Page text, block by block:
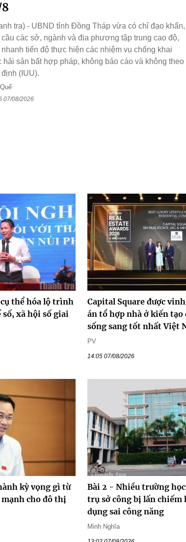
tra) - UBND tỉnh Đồng Tháp vừa có chỉ đạo khẩn,
cầu các sở, ngành và địa phương tập trung cao độ,
nhanh tiến độ thực hiện các nhiệm vụ chống khai
hải sản bất hợp pháp, không báo cáo và không theo
(IUU).
07/08/2026
thể hóa lộ trình
xã hội số giai
Capital Square được
án tổ hợp nhà ở kiến tạo
sống sang tốt nhất Việt
PV
14:05 07/08/2026
kỳ vọng gì từ
mạnh cho đô thị
Bài 2 - Nhiều trường
trụ sở công bị lấn chiếm
dụng sai công năng
Minh Nghĩa